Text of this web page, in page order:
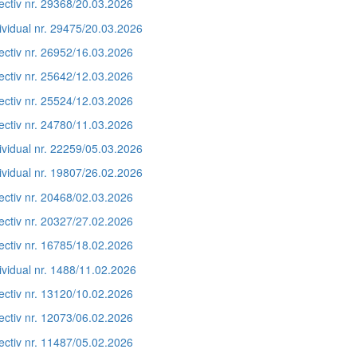
nr. 29368/20.03.2026
nr. 29475/20.03.2026
nr. 26952/16.03.2026
nr. 25642/12.03.2026
nr. 25524/12.03.2026
nr. 24780/11.03.2026
nr. 22259/05.03.2026
nr. 19807/26.02.2026
nr. 20468/02.03.2026
nr. 20327/27.02.2026
nr. 16785/18.02.2026
nr. 1488/11.02.2026
nr. 13120/10.02.2026
nr. 12073/06.02.2026
nr. 11487/05.02.2026